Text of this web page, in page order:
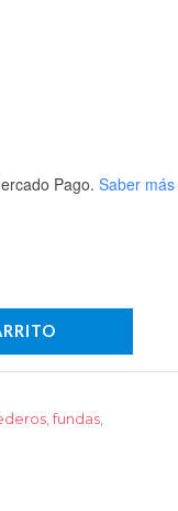
Pago. Saber más
fundas,